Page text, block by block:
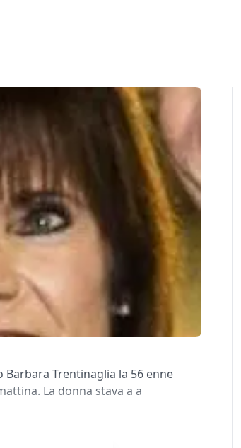
Barbara Trentinaglia la 56 enne
La donna stava a a